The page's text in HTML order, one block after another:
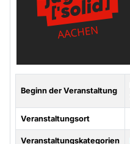
Beginn der Veranstaltung
Veranstaltungsort
Veranstaltungskategorien